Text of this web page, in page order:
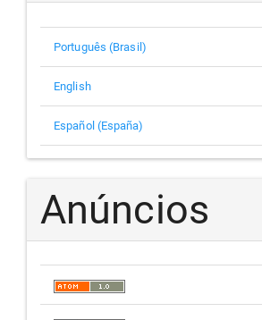
Português (Brasil)
English
Español (España)
Anúncios